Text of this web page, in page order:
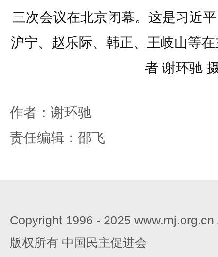
三次会议在北京闭幕。这是习近
沪宁、赵乐际、韩正、王岐山等
者 谢环驰
作者：谢环驰
责任编辑：邵飞
Copyright 1996 - 2025
版权所有 中国民主促进会